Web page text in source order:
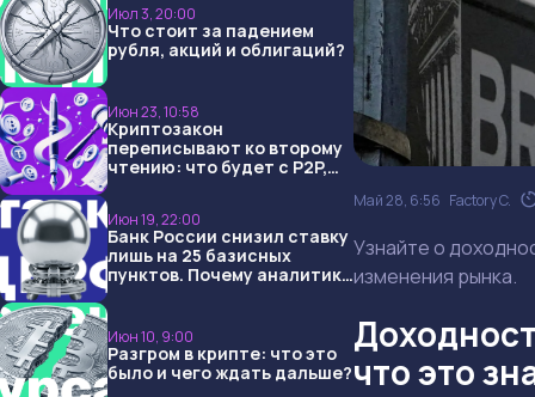
Июл 3, 20:00
Что стоит за падением
рубля, акций и облигаций?
Июн 23, 10:58
Криптозакон
переписывают ко второму
чтению: что будет с P2P,
Июн 19, 22:00
Банк России снизил ставку
лишь на 25 базисных
пунктов. Почему аналитики
Июн 10, 9:00
Разгром в крипте: что это
было и чего ждать дальше?
Май 28, 6:56 Factory C.
Узнайте о
изменения рынка.
что это